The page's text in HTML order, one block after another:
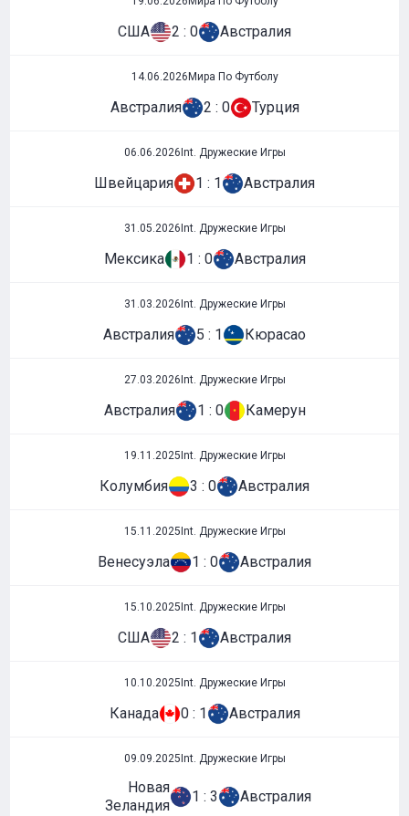
США 2 : 0 Австралия
14.06.2026 Мира По Футболу
Австралия 2 : 0 Турция
06.06.2026 Int. Дружеские Игры
Швейцария 1 : 1 Австралия
31.05.2026 Int. Дружеские Игры
Мексика 1 : 0 Австралия
31.03.2026 Int. Дружеские Игры
Австралия 5 : 1 Кюрасао
27.03.2026 Int. Дружеские Игры
Австралия 1 : 0 Камерун
19.11.2025 Int. Дружеские Игры
Колумбия 3 : 0 Австралия
15.11.2025 Int. Дружеские Игры
Венесуэла 1 : 0 Австралия
15.10.2025 Int. Дружеские Игры
США 2 : 1 Австралия
10.10.2025 Int. Дружеские Игры
Канада 0 : 1 Австралия
09.09.2025 Int. Дружеские Игры
Новая
Зеландия
1 : 3 Австралия